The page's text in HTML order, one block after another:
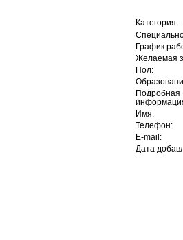
Категория:
График
Желаемая
Пол:
Подробная
Имя:
Телефон:
E-mail:
Дата